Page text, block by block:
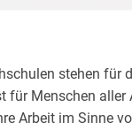
stehen
Menschen aller
Arbeit im Sinne